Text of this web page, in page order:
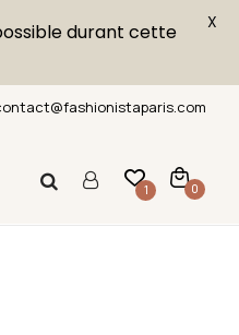
1 0
durant cette
X